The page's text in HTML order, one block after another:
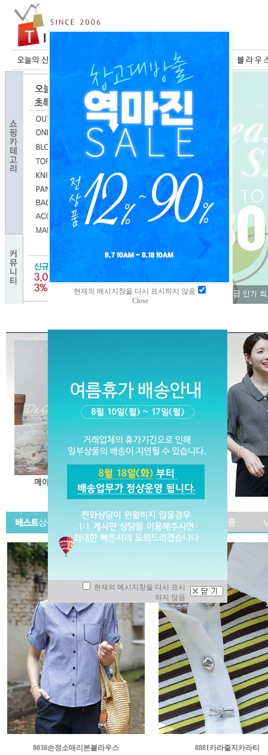
8038손정소매리본블라우스
8881카라줄지카라티
현재의 메시지창을 다시 표시하지 않음
Close
현재의 메시지창을 다시 표시
하지 않음